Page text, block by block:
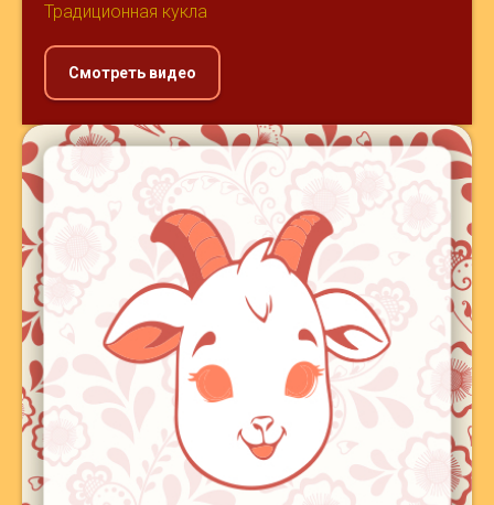
Традиционная кукла
Смотреть видео